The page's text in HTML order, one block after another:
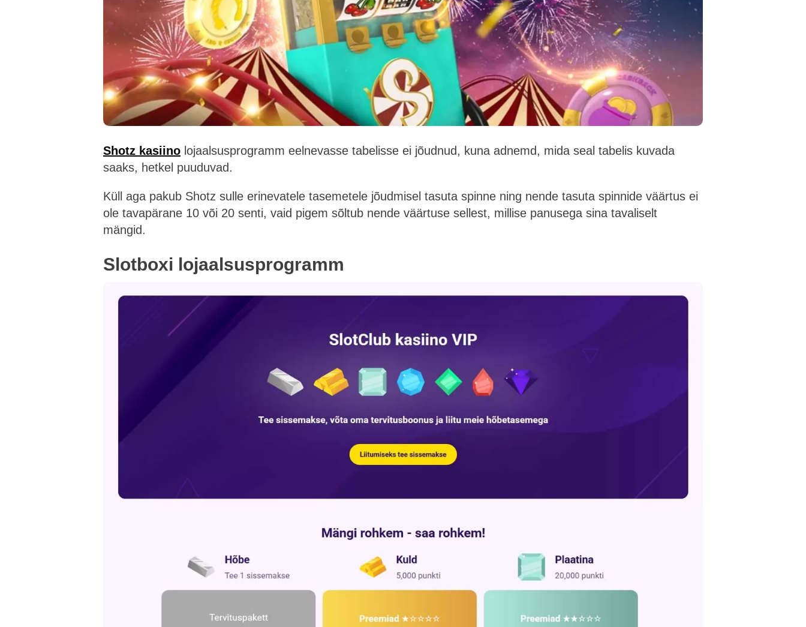
Shotz kasiino lojaalsusprogramm eelnevasse tabelisse ei jõudnud, kuna adnemd, mida seal tabelis kuvada
saaks, hetkel puuduvad.
Küll aga pakub Shotz sulle erinevatele tasemetele jõudmisel tasuta spinne ning nende tasuta spinnide väärtus ei
ole tavapärane 10 või 20 senti, vaid pigem sõltub nende väärtuse sellest, millise panusega sina tavaliselt
mängid.
Slotboxi lojaalsusprogramm